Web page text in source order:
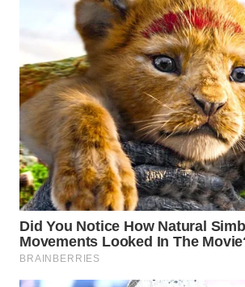
NATUNA
WN
BINTAN
WN
MANDALIKA
WN
LIKUPANG
WN